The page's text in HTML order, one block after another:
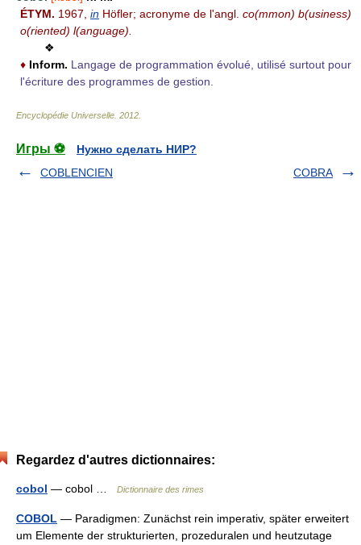
ÉTYM. 1967, in Höfler; acronyme de l'angl. co(mmon) b(usiness)
o(riented) l(anguage).
❖
♦ Inform. Langage de programmation évolué, utilisé surtout pour
l'écriture des programmes de gestion.
Encyclopédie Universelle 2012
Игры ⚽
Нужно сделать НИР?
COBLENCIEN
COBRA
Regardez d'autres dictionnaires:
cobol — cobol … Dictionnaire des rimes
COBOL — Paradigmen: Zunächst rein imperativ, später erweitert
um Elemente der strukturierten, prozeduralen und heutzutage